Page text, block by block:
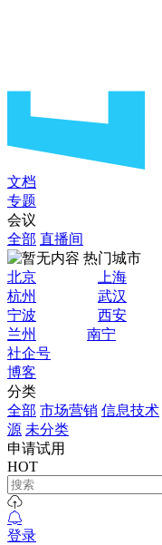
文档
专题
会议
全部 直播间
热门城市
北京
上海
杭州
武汉
宁波
西安
兰州
南宁
社企号
博客
分类
全部 市场营销 信息技术
源 未分类
申请试用
HOT
登录